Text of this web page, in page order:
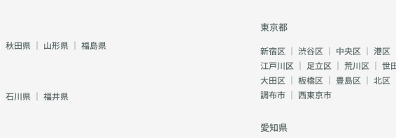
秋田県 ｜ 山形県 ｜ 福島県
石川県 ｜ 福井県
東京都
新宿区 ｜ 渋谷区 ｜ 中央区 ｜ 港区
江戸川区 ｜ 足立区 ｜ 荒川区 ｜ 世
大田区 ｜ 板橋区 ｜ 豊島区 ｜ 北区
調布市 ｜ 西東京市
愛知県